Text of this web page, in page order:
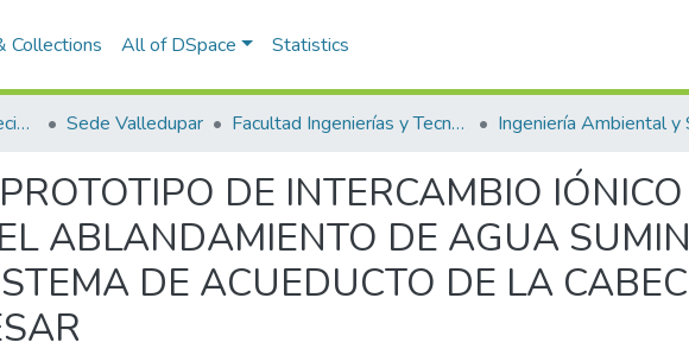
Collections All of DSpace Statistics
Trabajos de Grado (Especializaciones y Pregrados) Sede Valledupar Facultad Ingenierías y Tecnologías
DE INTERCAMBIO
ABLANDAMIENTO DE AGUA
DE ACUEDUCTO DE LA